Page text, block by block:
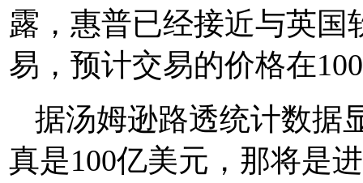
露，惠普已经接近与英国
易，预计交易的价格在
据汤姆逊路透统计数据
真是100亿美元，那将是